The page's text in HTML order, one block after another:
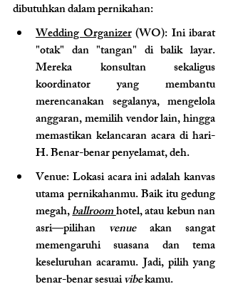
dibutuhkan dalam pernikahan:
Wedding Organizer (WO): Ini ibarat
"otak" dan "tangan" di balik layar.
Mereka konsultan sekaligus
koordinator yang membantu
merencanakan segalanya, mengelola
anggaran, memilih vendor lain, hingga
memastikan kelancaran acara di hari-
H. Benar-benar penyelamat, deh.
Venue: Lokasi acara ini adalah kanvas
utama pernikahanmu. Baik itu gedung
megah, ballroom hotel, atau kebun nan
asri—pilihan venue akan sangat
memengaruhi suasana dan tema
keseluruhan acaramu. Jadi, pilih yang
benar-benar sesuai vibe kamu.